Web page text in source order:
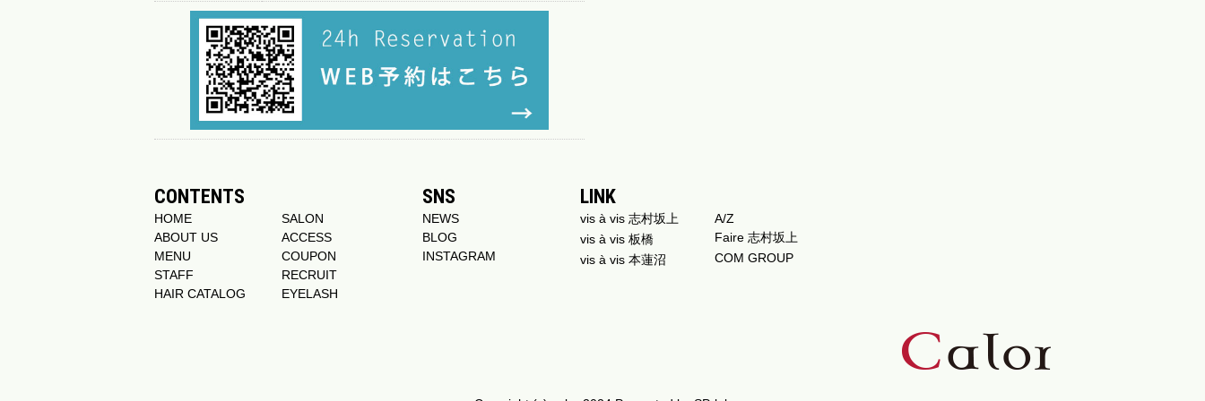
CONTENTS
HOME
ABOUT US
MENU
STAFF
HAIR CATALOG
SALON
ACCESS
COUPON
RECRUIT
EYELASH
SNS
NEWS
BLOG
INSTAGRAM
LINK
vis à vis 志村坂上
vis à vis 板橋
vis à vis 本蓮沼
A/Z
Faire 志村坂上
COM GROUP